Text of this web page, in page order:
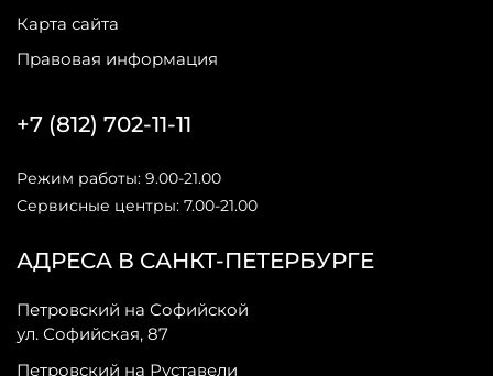
Карта сайта
Правовая информация
АДРЕСА В САНКТ-ПЕТЕРБУРГЕ
Петровский на Софийской
ул. Софийская, 87
Петровский на Руставели
+7 (812) 702-11-11
Режим работы: 9.00-21.00
Сервисные центры: 7.00-21.00